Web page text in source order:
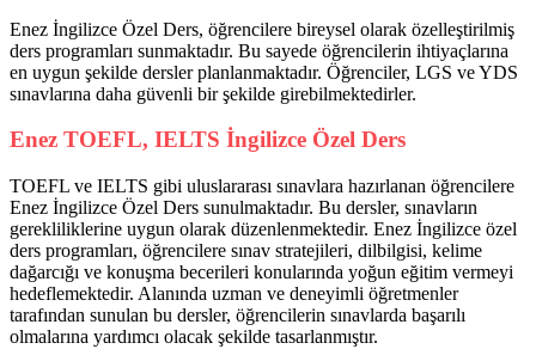
Enez İngilizce Özel Ders, öğrencilere bireysel olarak özelleştirilmiş
ders programları sunmaktadır. Bu sayede öğrencilerin ihtiyaçlarına
en uygun şekilde dersler planlanmaktadır. Öğrenciler, LGS ve YDS
sınavlarına daha güvenli bir şekilde girebilmektedirler.
Enez TOEFL, IELTS İngilizce Özel Ders
TOEFL ve IELTS gibi uluslararası sınavlara hazırlanan öğrencilere
Enez İngilizce Özel Ders sunulmaktadır. Bu dersler, sınavların
gerekliliklerine uygun olarak düzenlenmektedir. Enez İngilizce özel
ders programları, öğrencilere sınav stratejileri, dilbilgisi, kelime
dağarcığı ve konuşma becerileri konularında yoğun eğitim vermeyi
hedeflemektedir. Alanında uzman ve deneyimli öğretmenler
tarafından sunulan bu dersler, öğrencilerin sınavlarda başarılı
olmalarına yardımcı olacak şekilde tasarlanmıştır.